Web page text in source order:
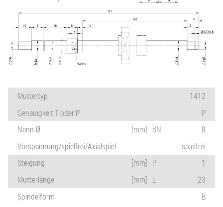
Muttertyp
1412
Genauigkeit T oder P
P
Nenn-Ø
[mm] dN
8
Vorspannung/spielfrei/Axialspiel
spielfrei
Steigung
[mm] P
1
Mutterlänge
[mm] L
23
Spindelform
B